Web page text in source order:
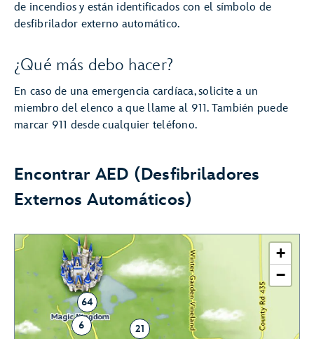
de incendios y están identificados con el símbolo de
desfibrilador externo automático.
¿Qué más debo hacer?
En caso de una emergencia cardíaca, solicite a un
miembro del elenco a que llame al 911. También puede
marcar 911 desde cualquier teléfono.
Encontrar AED (Desfibriladores
Externos Automáticos)
21
6
64
+
−